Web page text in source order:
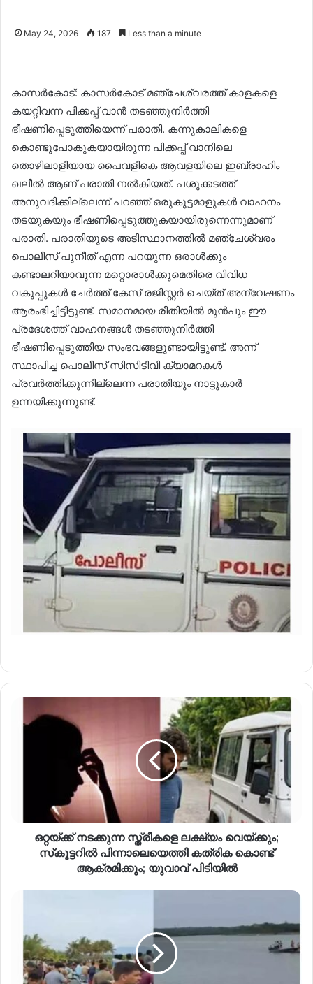
May 24, 2026 187 Less than a minute
കാസർകോട്: കാസർകോട് മഞ്ചേശ്വരത്ത് കാളകളെ
കയറ്റിവന്ന പിക്കപ്പ് വാൻ തടഞ്ഞുനിർത്തി
ഭീഷണിപ്പെടുത്തിയെന്ന് പരാതി. കന്നുകാലികളെ
കൊണ്ടുപോകുകയായിരുന്ന പിക്കപ്പ് വാനിലെ
തൊഴിലാളിയായ പൈവളികെ ആവളയിലെ ഇബ്രാഹിം
ഖലീൽ ആണ് പരാതി നൽകിയത്. പശുക്കടത്ത്
അനുവദിക്കില്ലെന്ന് പറഞ്ഞ് ഒരുകൂട്ടമാളുകൾ വാഹനം
തടയുകയും ഭീഷണിപ്പെടുത്തുകയായിരുന്നെന്നുമാണ്
പരാതി. പരാതിയുടെ അടിസ്ഥാനത്തിൽ മഞ്ചേശ്വരം
പൊലീസ് പുനീത് എന്ന പറയുന്ന ഒരാൾക്കും
കണ്ടാലറിയാവുന്ന മറ്റൊരാൾക്കുമെതിരെ വിവിധ
വകുപ്പുകൾ ചേർത്ത് കേസ് രജിസ്റ്റർ ചെയ്ത് അന്വേഷണം
ആരംഭിച്ചിട്ടിട്ടുണ്ട്. സമാനമായ രീതിയിൽ മുൻപും ഈ
പ്രദേശത്ത് വാഹനങ്ങൾ തടഞ്ഞുനിർത്തി
ഭീഷണിപ്പെടുത്തിയ സംഭവങ്ങളുണ്ടായിട്ടുണ്ട്. അന്ന്
സ്ഥാപിച്ച പൊലീസ് സിസിടിവി ക്യാമറകൾ
പ്രവർത്തിക്കുന്നില്ലെന്ന പരാതിയും നാട്ടുകാർ
ഉന്നയിക്കുന്നുണ്ട്.
ഒറ്റയ്ക്ക് നടക്കുന്ന സ്ത്രീകളെ ലക്ഷ്യം വെയ്ക്കും;
സ്‌കൂട്ടറിൽ പിന്നാലെയെത്തി കത്രിക കൊണ്ട്
ആക്രമിക്കും; യുവാവ് പിടിയിൽ